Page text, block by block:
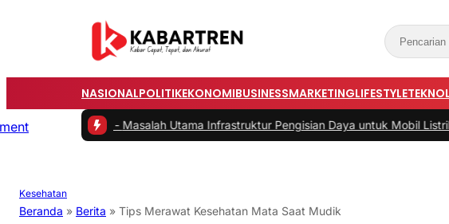
NASIONALPOLITIKEKONOMIBUSINESSMARKETINGLIFESTYLE
|#2 - Masalah Utama Infrastruktur Pengisian Daya untuk Mobil Listrik yang Perlu
Kesehatan
Beranda » Berita » Tips Merawat Kesehatan Mata Saat Mudik